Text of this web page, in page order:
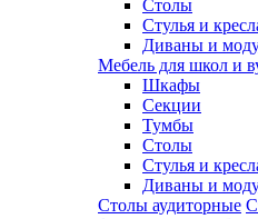
Столы
Стулья и
Диваны и
Мебель для школ и
Шкафы
Секции
Тумбы
Столы
Стулья и
Диваны и
Столы аудиторные